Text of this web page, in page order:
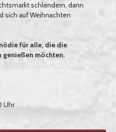
schlendern, dann
sich auf Weihnachten
für alle, die die
genießen möchten.
Uhr